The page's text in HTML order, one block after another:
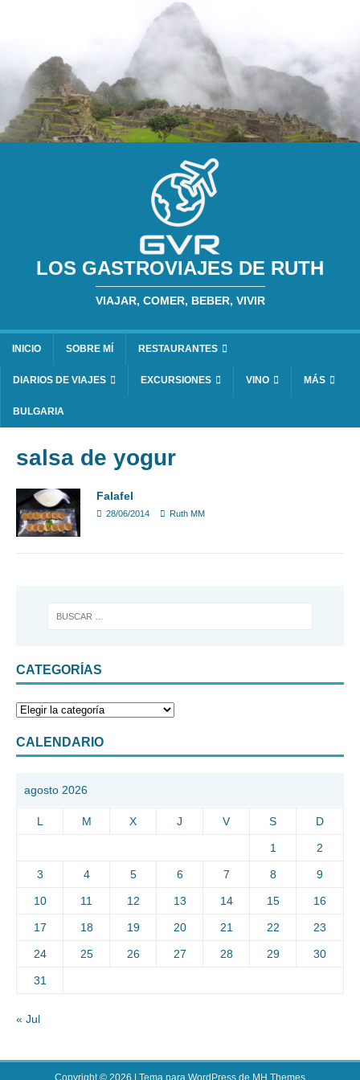
LOS GASTROVIAJES DE RUTH
VIAJAR, COMER, BEBER, VIVIR
INICIO SOBRE MÍ RESTAURANTES
DIARIOS DE VIAJES EXCURSIONES VINO MÁS
BULGARIA
salsa de yogur
Falafel
28/06/2014 Ruth MM
CATEGORÍAS
CALENDARIO
agosto 2026
L M X J V S D
1 2
3 4 5 6 7 8 9
10 11 12 13 14 15 16
17 18 19 20 21 22 23
24 25 26 27 28 29 30
31
« Jul
Copyright © 2026 | Tema para WordPress de MH Themes